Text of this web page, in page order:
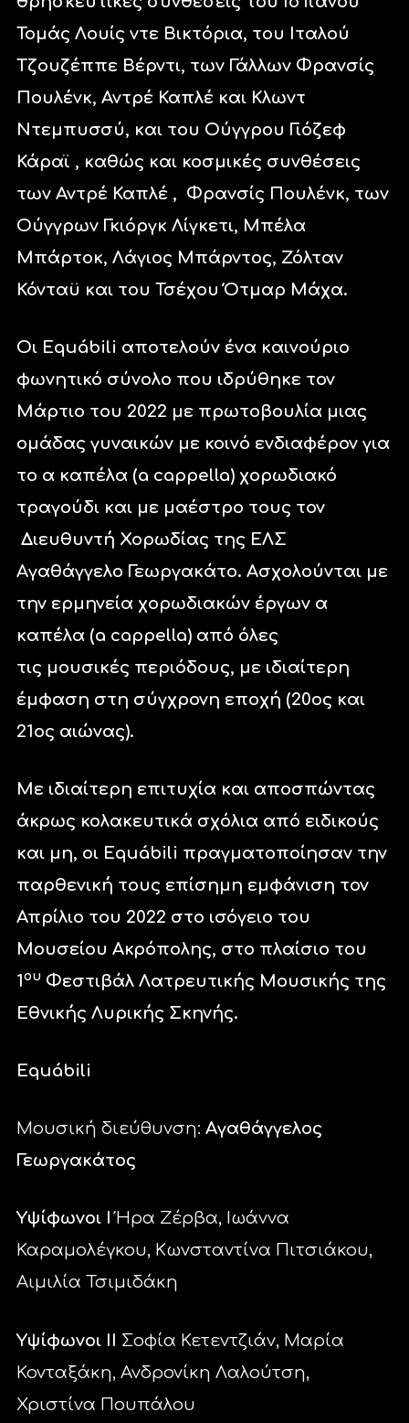
Τομάς Λουίς ντε Βικτόρια, του Ιταλού
Τζουζέππε Βέρντι, των Γάλλων Φρανσίς
Πουλένκ, Αντρέ Καπλέ και Κλωντ
Ντεμπυσσύ, και του Ούγγρου Γιόζεφ
Κάραϊ , καθώς και κοσμικές συνθέσεις
των Αντρέ Καπλέ , Φρανσίς Πουλένκ, των
Ούγγρων Γκιόργκ Λίγκετι, Μπέλα
Μπάρτοκ, Λάγιος Μπάρντος, Ζόλταν
Κόνταϋ και του Τσέχου Ότμαρ Μάχα.
Οι Εquábili αποτελούν ένα καινούριο
φωνητικό σύνολο που ιδρύθηκε τον
Μάρτιο του 2022 με πρωτοβουλία μιας
ομάδας γυναικών με κοινό ενδιαφέρον για
το α καπέλα (a cappella) χορωδιακό
τραγούδι και με μαέστρο τους τον
Διευθυντή Χορωδίας της ΕΛΣ
Αγαθάγγελο Γεωργακάτο. Ασχολούνται με
την ερμηνεία χορωδιακών έργων α
καπέλα (a cappella) από όλες
τις μουσικές περιόδους, με ιδιαίτερη
έμφαση στη σύγχρονη εποχή (20ος και
21ος αιώνας).
Με ιδιαίτερη επιτυχία και αποσπώντας
άκρως κολακευτικά σχόλια από ειδικούς
και μη, οι Εquábili πραγματοποίησαν την
παρθενική τους επίσημη εμφάνιση τον
Απρίλιο του 2022 στο ισόγειο του
Μουσείου Ακρόπολης, στο πλαίσιο του
1ουΦεστιβάλ Λατρευτικής Μουσικής της
Εθνικής Λυρικής Σκηνής.
Εquábili
Μουσική διεύθυνση: Αγαθάγγελος
Γεωργακάτος
Υψίφωνοι ΙΉρα Ζέρβα, Ιωάννα
Καραμολέγκου, Κωνσταντίνα Πιτσιάκου,
Αιμιλία Τσιμιδάκη
Υψίφωνοι ΙΙ Σοφία Κετεντζιάν, Μαρία
Κονταξάκη, Ανδρονίκη Λαλούτση,
Χριστίνα Πουπάλου